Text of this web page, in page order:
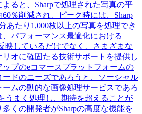
ると、Sharpで処理された写真の平
％削減され、ピーク時には、Sharp
あたり1,000枚以上の写真を処理でき
、パフォーマンス最適化における
映しているだけでなく、さまざまな
オに確固たる技術サポートを提供し
プのeコマースプラットフォームの
ドのニーズであろうと、ソーシャル
ームの動的な画像処理サービスであろ
うまく処理し、期待を超えることが
くの開発者がSharpの高度な機能を